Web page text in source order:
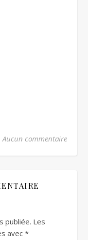
Aucun commentaire
publiée. Les
avec *